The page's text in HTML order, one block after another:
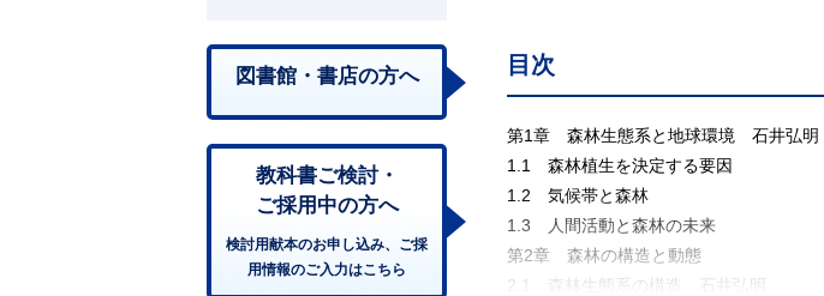
目次
第1章 森林生態系と地球環境 石井弘明
1.1 森林植生を決定する要因
1.2 気候帯と森林
1.3 人間活動と森林の未来
第2章 森林の構造と動態
2.1 森林生態系の構造 石井弘明
図書館・書店の方へ
教科書ご検討・
ご採用中の方へ
検討用献本のお申し込み、ご採
用情報のご入力はこちら